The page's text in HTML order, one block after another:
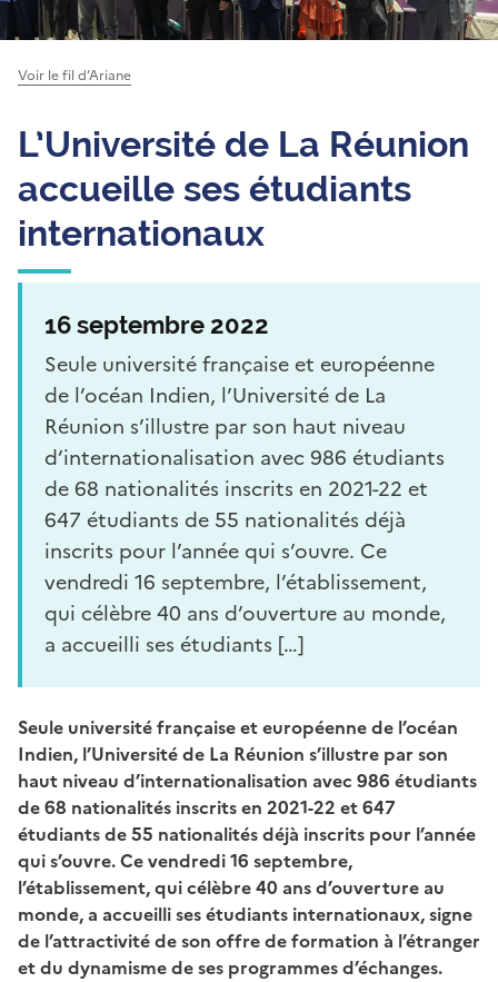
Voir le fil d’Ariane
L’Université de La Réunion
accueille ses étudiants
internationaux
16 septembre 2022
Seule université française et européenne
de l’océan Indien, l’Université de La
Réunion s’illustre par son haut niveau
d’internationalisation avec 986 étudiants
de 68 nationalités inscrits en 2021-22 et
647 étudiants de 55 nationalités déjà
inscrits pour l’année qui s’ouvre. Ce
vendredi 16 septembre, l’établissement,
qui célèbre 40 ans d’ouverture au monde,
a accueilli ses étudiants […]
Seule université française et européenne de l’océan
Indien, l’Université de La Réunion s’illustre par son
haut niveau d’internationalisation avec 986 étudiants
de 68 nationalités inscrits en 2021-22 et 647
étudiants de 55 nationalités déjà inscrits pour l’année
qui s’ouvre. Ce vendredi 16 septembre,
l’établissement, qui célèbre 40 ans d’ouverture au
monde, a accueilli ses étudiants internationaux, signe
de l’attractivité de son offre de formation à l’étranger
et du dynamisme de ses programmes d’échanges.